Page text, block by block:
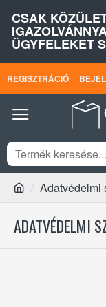
CSAK
ÜGYFELEKET
REGISZTRÁCIÓ
Adatvédelmi
ADATVÉDELMI